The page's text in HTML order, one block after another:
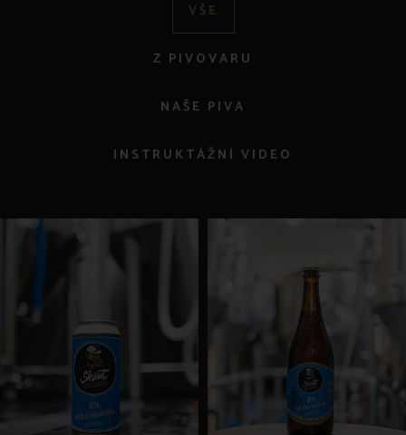
VŠE
Z PIVOVARU
NAŠE PIVA
INSTRUKTÁŽNÍ VIDEO